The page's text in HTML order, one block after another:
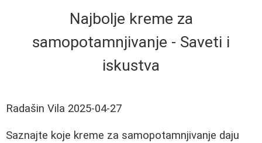
Najbolje kreme za
samopotamnjivanje - Saveti i
iskustva
Radašin Vila 2025-04-27
Saznajte koje kreme za samopotamnjivanje daju